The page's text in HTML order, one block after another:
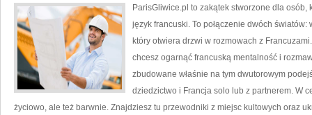
ParisGliwice.pl to zakątek stworzone dla
język francuski. To połączenie dwóch
który otwiera drzwi w rozmowach z
chcesz ogarnąć francuską mentalność i
zbudowane właśnie na tym dwutorowym
dziedzictwo i Francja solo lub z partnerem. W
życiowo, ale też barwnie. Znajdziesz tu przewodniki z miejsc kultowych oraz